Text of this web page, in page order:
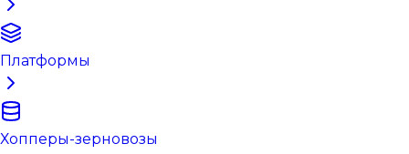
Платформы
Хопперы-зерновозы